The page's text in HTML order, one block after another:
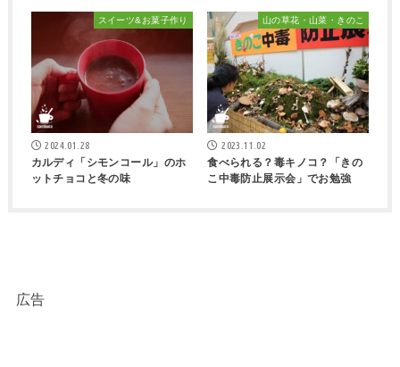
スイーツ&お菓子作り
2024.01.28
カルディ「シモンコール」のホ
ットチョコと冬の味
山の草花・山菜・きのこ
2023.11.02
食べられる？毒キノコ？「きの
こ中毒防止展示会」でお勉強
広告